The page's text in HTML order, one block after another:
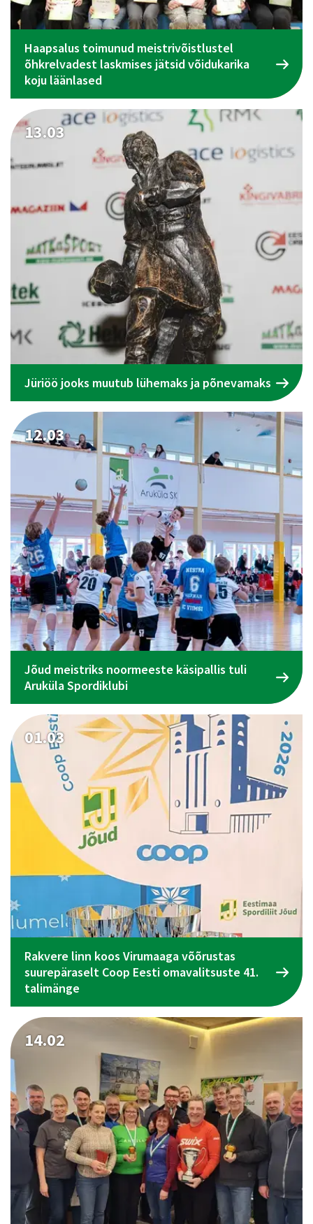
Haapsalus toimunud meistrivõistlustel
õhkrelvadest laskmises jätsid võidukarika
koju läänlased
13.03
Jüriöö jooks muutub lühemaks ja põnevamaks
12.03
Jõud meistriks noormeeste käsipallis tuli
Aruküla Spordiklubi
01.03
Rakvere linn koos Virumaaga võõrustas
suurepäraselt Coop Eesti omavalitsuste 41.
talimänge
14.02